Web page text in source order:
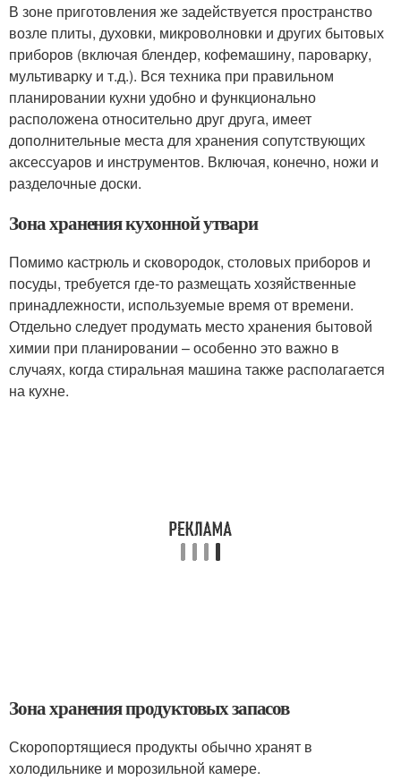
В зоне приготовления же задействуется пространство
возле плиты, духовки, микроволновки и других бытовых
приборов (включая блендер, кофемашину, пароварку,
мультиварку и т.д.). Вся техника при правильном
планировании кухни удобно и функционально
расположена относительно друг друга, имеет
дополнительные места для хранения сопутствующих
аксессуаров и инструментов. Включая, конечно, ножи и
разделочные доски.
Зона хранения кухонной утвари
Помимо кастрюль и сковородок, столовых приборов и
посуды, требуется где-то размещать хозяйственные
принадлежности, используемые время от времени.
Отдельно следует продумать место хранения бытовой
химии при планировании – особенно это важно в
случаях, когда стиральная машина также располагается
на кухне.
Зона хранения продуктовых запасов
Скоропортящиеся продукты обычно хранят в
холодильнике и морозильной камере.